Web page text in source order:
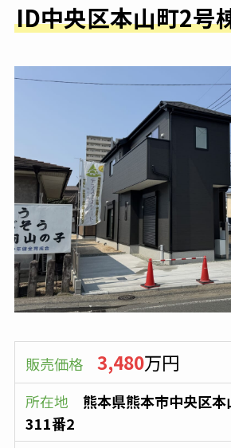
ID中央区本山町2号
販売価格 3,480万円
所在地
熊本県熊本市中央区本
311番2